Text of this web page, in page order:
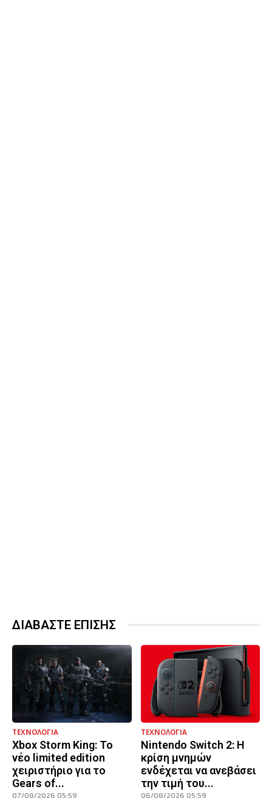
ΔΙΑΒΑΣΤΕ ΕΠΙΣΗΣ
ΤΕΧΝΟΛΟΓΙΑ
Xbox Storm King: Το
νέο limited edition
χειριστήριο για το
Gears of...
07/08/2026 05:59
ΤΕΧΝΟΛΟΓΙΑ
Nintendo Switch 2: Η
κρίση μνημών
ενδέχεται να ανεβάσει
την τιμή του...
06/08/2026 05:59